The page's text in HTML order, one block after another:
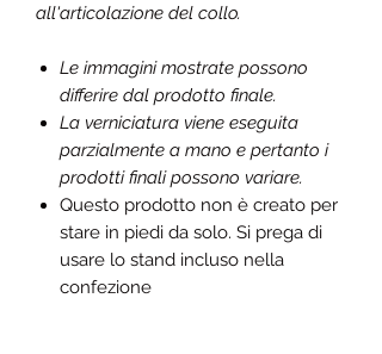
all'articolazione del collo.
Le immagini mostrate possono
differire dal prodotto finale.
La verniciatura viene eseguita
parzialmente a mano e pertanto i
prodotti finali possono variare.
Questo prodotto non è creato per
stare in piedi da solo. Si prega di
usare lo stand incluso nella
confezione